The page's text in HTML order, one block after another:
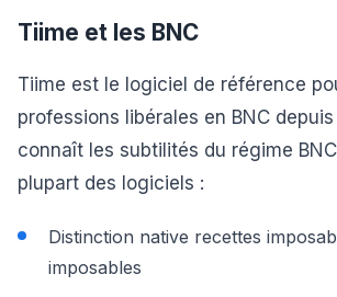
Tiime et les BNC
Tiime est le logiciel de référence
professions libérales en BNC depuis
connaît les subtilités du régime
plupart des logiciels :
Distinction native recettes
imposables